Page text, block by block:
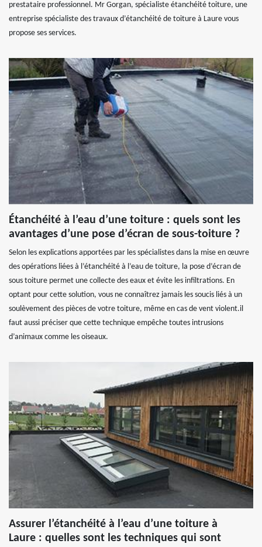
prestataire professionnel. Mr Gorgan, spécialiste étanchéité toiture, une
entreprise spécialiste des travaux d’étanchéité de toiture à Laure vous
propose ses services.
Étanchéité à l’eau d’une toiture : quels sont les
avantages d’une pose d’écran de sous-toiture ?
Selon les explications apportées par les spécialistes dans la mise en œuvre
des opérations liées à l’étanchéité à l’eau de toiture, la pose d’écran de
sous toiture permet une collecte des eaux et évite les infiltrations. En
optant pour cette solution, vous ne connaîtrez jamais les soucis liés à un
soulèvement des pièces de votre toiture, même en cas de vent violent.il
faut aussi préciser que cette technique empêche toutes intrusions
d’animaux comme les oiseaux.
Assurer l’étanchéité à l’eau d’une toiture à
Laure : quelles sont les techniques qui sont